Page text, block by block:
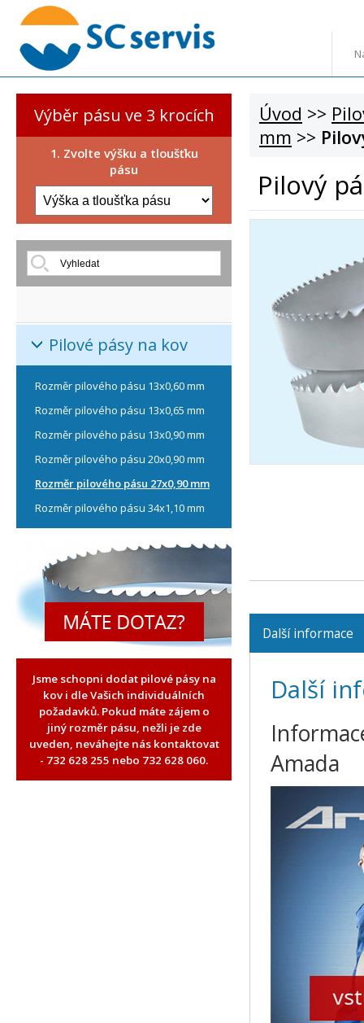
Výběr pásu ve 3 krocích
1. Zvolte výšku a tloušťku
pásu
Pilové pásy na kov
Rozměr pilového pásu 13x0,60 mm
Rozměr pilového pásu 13x0,65 mm
Rozměr pilového pásu 13x0,90 mm
Rozměr pilového pásu 20x0,90 mm
Rozměr pilového pásu 27x0,90 mm
Rozměr pilového pásu 34x1,10 mm
Jsme schopni dodat pilové pásy na
kov i dle Vašich individuálních
požadavků. Pokud máte zájem o
jiný rozměr pásu, nežli je zde
uveden, neváhejte nás kontaktovat
- 732 628 255 nebo 732 628 060.
Úvod >>
mm >>
Pilový
Další informace
Další
Amada